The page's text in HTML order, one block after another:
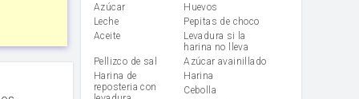
Azúcar
huevos
leche
Pepitas de choco
aceite
Levadura si la
harina no lleva
Pellizco de sal
Azúcar avainillado
Harina de
reposteria con
harina
cebolla